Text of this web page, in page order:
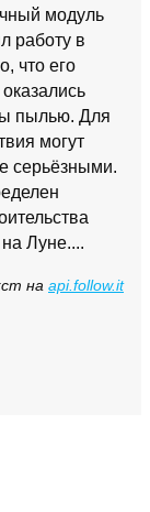
модуль
работу в
что его
пылью. Для
могут
серьёзными.
Луне....
на api.follow.it